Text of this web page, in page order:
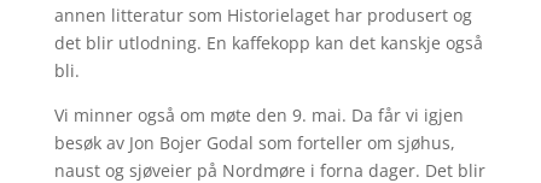
annen litteratur som Historielaget har produsert og
det blir utlodning. En kaffekopp kan det kanskje også
bli.
Vi minner også om møte den 9. mai. Da får vi igjen
besøk av Jon Bojer Godal som forteller om sjøhus,
naust og sjøveier på Nordmøre i forna dager. Det blir